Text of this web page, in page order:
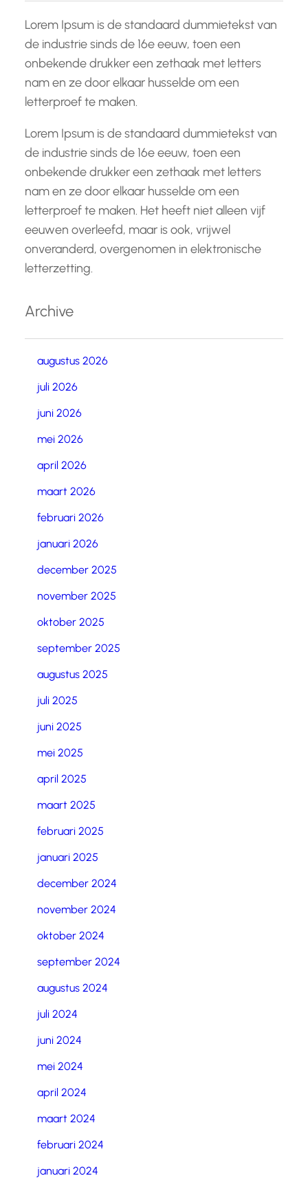
Lorem Ipsum is de standaard dummietekst van
de industrie sinds de 16e eeuw, toen een
onbekende drukker een zethaak met letters
nam en ze door elkaar husselde om een
letterproef te maken.
Lorem Ipsum is de standaard dummietekst van
de industrie sinds de 16e eeuw, toen een
onbekende drukker een zethaak met letters
nam en ze door elkaar husselde om een
letterproef te maken. Het heeft niet alleen vijf
eeuwen overleefd, maar is ook, vrijwel
onveranderd, overgenomen in elektronische
letterzetting.
Archive
augustus 2026
juli 2026
juni 2026
mei 2026
april 2026
maart 2026
februari 2026
januari 2026
december 2025
november 2025
oktober 2025
september 2025
augustus 2025
juli 2025
juni 2025
mei 2025
april 2025
maart 2025
februari 2025
januari 2025
december 2024
november 2024
oktober 2024
september 2024
augustus 2024
juli 2024
juni 2024
mei 2024
april 2024
maart 2024
februari 2024
januari 2024